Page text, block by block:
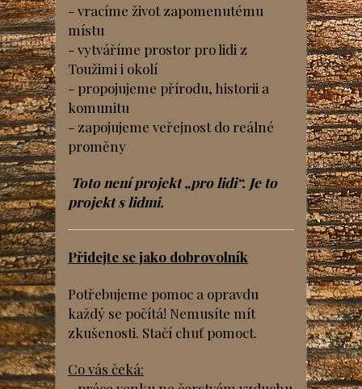
- vracíme život zapomenutému
místu
- vytváříme prostor pro lidi z
Toužimi i okolí
- propojujeme přírodu, historii a
komunitu
- zapojujeme veřejnost do reálné
proměny
Toto není projekt „pro lidi“. Je to
projekt s lidmi.
Přidejte se jako dobrovolník
Potřebujeme pomoc a opravdu
každý se počítá! Nemusíte mít
zkušenosti. Stačí chuť pomoct.
Co vás čeká: